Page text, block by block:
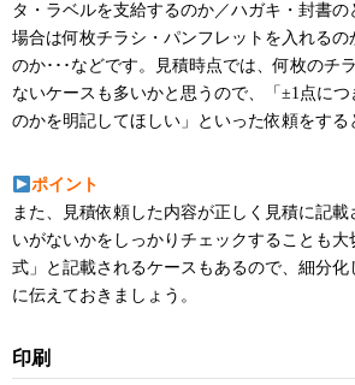
タ・ラベルを支給するのか／ハガキ・封書
場合は何枚チラシ・パンフレットを入れるの
のか･･･などです。見積時点では、何枚のチ
ないケースも多いかと思うので、「±1点に
のかを明記してほしい」といった依頼をする
ポイント
また、見積依頼した内容が正しく見積に記
いがないかをしっかりチェックすることも
式」と記載されるケースもあるので、細分
に伝えておきましょう。
印刷